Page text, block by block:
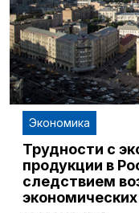
Экономика
Трудности с
продукции в
следствием